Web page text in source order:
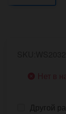
Нет в
Другой